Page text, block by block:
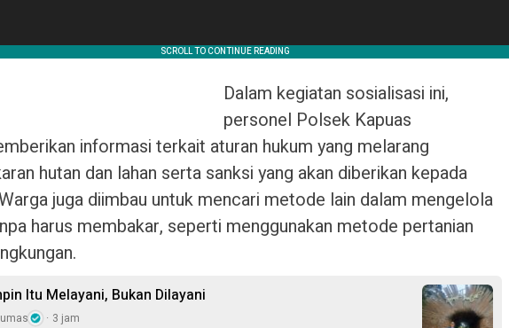
Dalam kegiatan sosialisasi ini,
personel Polsek Kapuas
informasi terkait aturan hukum yang melarang
hutan dan lahan serta sanksi yang akan diberikan kepada
juga diimbau untuk mencari metode lain dalam mengelola
harus membakar, seperti menggunakan metode pertanian
Itu Melayani, Bukan Dilayani
3 jam